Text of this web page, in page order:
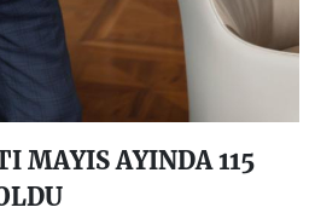
MAYIS AYINDA 115